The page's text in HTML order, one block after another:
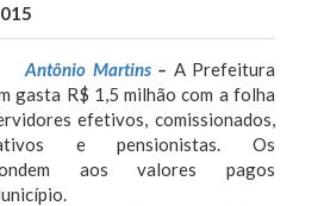
Antônio Martins– A Prefeitura
gasta R$ 1,5 milhão com a folha
efetivos, comissionados,
e pensionistas. Os
aos valores pagos